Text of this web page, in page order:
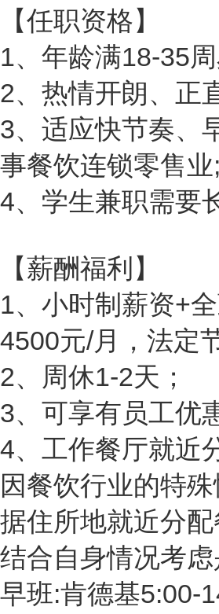
【任职资格】
1、年龄满18-35
2、热情开朗、正
3、适应快节奏、
事餐饮连锁零售业;
4、学生兼职需要
【薪酬福利】
1、小时制薪资+
4500元/月，法定
2、周休1-2天；
3、可享有员工优
4、工作餐厅就近
因餐饮行业的特
据住所地就近分
结合自身情况考
早班:肯德基5:00-